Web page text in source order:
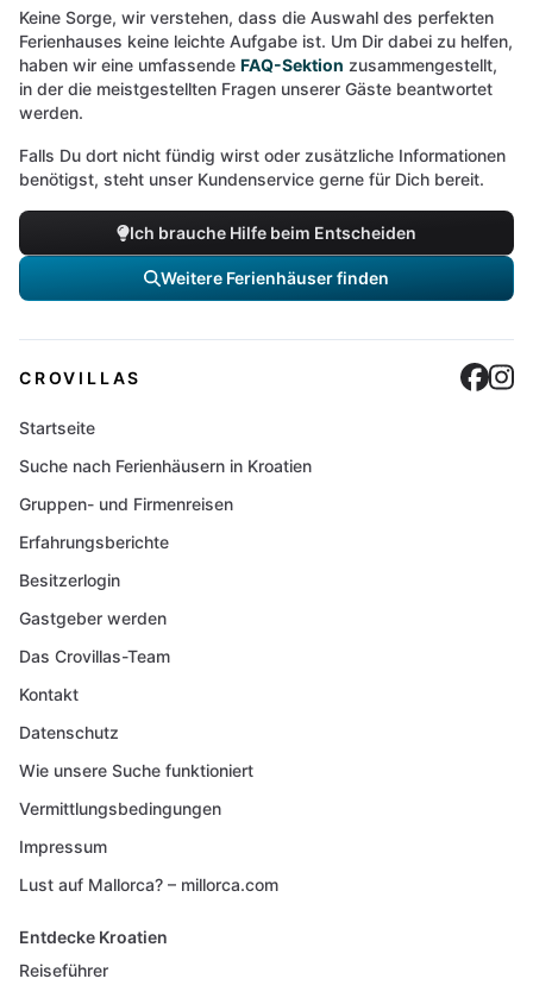
Keine Sorge, wir verstehen, dass die Auswahl des perfekten
Ferienhauses keine leichte Aufgabe ist. Um Dir dabei zu helfen,
haben wir eine umfassende FAQ-Sektion zusammengestellt,
in der die meistgestellten Fragen unserer Gäste beantwortet
werden.
Falls Du dort nicht fündig wirst oder zusätzliche Informationen
benötigst, steht unser Kundenservice gerne für Dich bereit.
Ich brauche Hilfe beim Entscheiden
Weitere Ferienhäuser finden
CROVILLAS
Startseite
Suche nach Ferienhäusern in Kroatien
Gruppen- und Firmenreisen
Erfahrungsberichte
Besitzerlogin
Gastgeber werden
Das Crovillas-Team
Kontakt
Datenschutz
Wie unsere Suche funktioniert
Vermittlungsbedingungen
Impressum
Lust auf Mallorca? – millorca.com
Entdecke Kroatien
Reiseführer